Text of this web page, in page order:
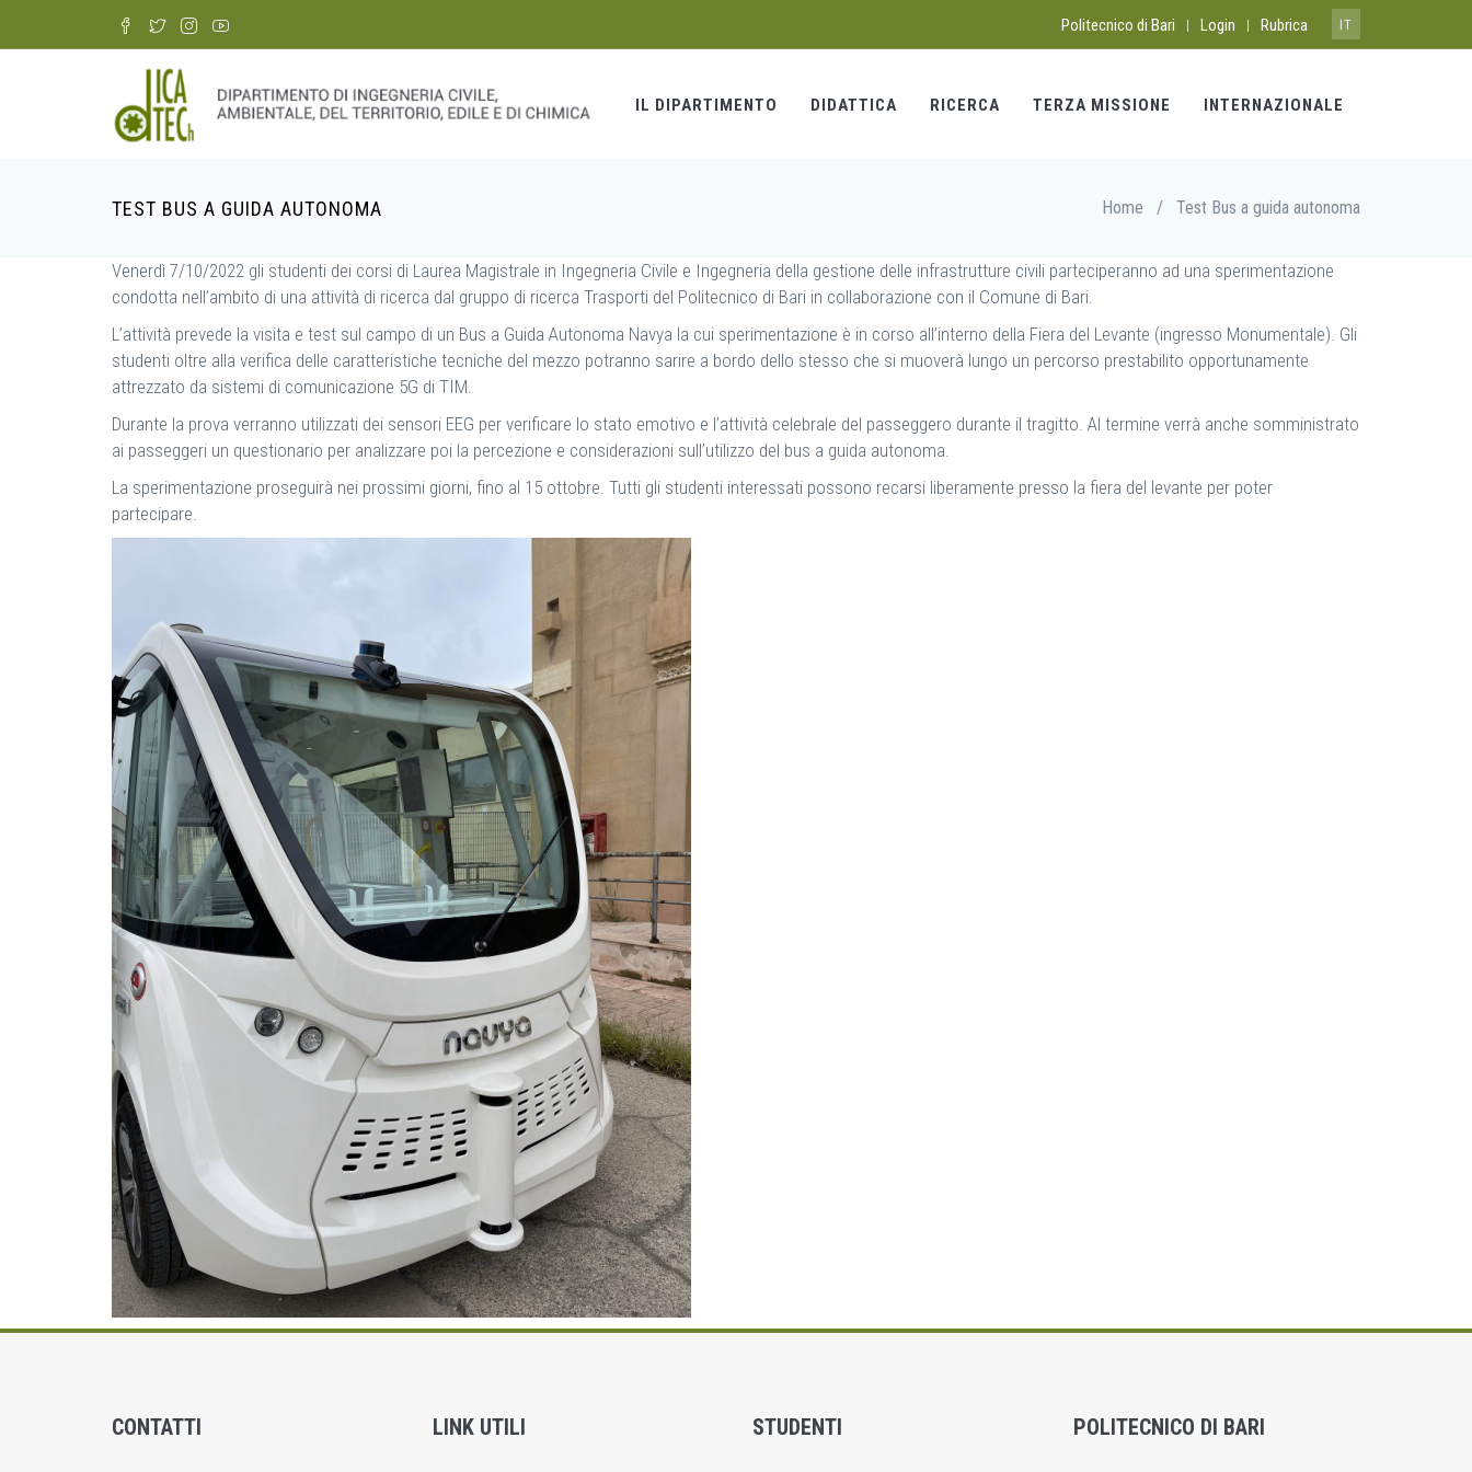
Politecnico di Bari | Login | Rubrica IT
IL DIPARTIMENTO DIDATTICA RICERCA TERZA MISSIONE INTERNAZIONALE
TEST BUS A GUIDA AUTONOMA
Breadcrumb Home / Test Bus a guida autonoma
Venerdì 7/10/2022 gli studenti dei corsi di Laurea Magistrale in Ingegneria Civile e Ingegneria della gestione delle infrastrutture civili parteciperanno ad una sperimentazione
condotta nell’ambito di una attività di ricerca dal gruppo di ricerca Trasporti del Politecnico di Bari in collaborazione con il Comune di Bari.
L’attività prevede la visita e test sul campo di un Bus a Guida Autonoma Navya la cui sperimentazione è in corso all’interno della Fiera del Levante (ingresso Monumentale). Gli
studenti oltre alla verifica delle caratteristiche tecniche del mezzo potranno sarire a bordo dello stesso che si muoverà lungo un percorso prestabilito opportunamente
attrezzato da sistemi di comunicazione 5G di TIM.
Durante la prova verranno utilizzati dei sensori EEG per verificare lo stato emotivo e l’attività celebrale del passeggero durante il tragitto. Al termine verrà anche somministrato
ai passeggeri un questionario per analizzare poi la percezione e considerazioni sull’utilizzo del bus a guida autonoma.
La sperimentazione proseguirà nei prossimi giorni, fino al 15 ottobre. Tutti gli studenti interessati possono recarsi liberamente presso la fiera del levante per poter
partecipare.
CONTATTI LINK UTILI STUDENTI POLITECNICO DI BARI